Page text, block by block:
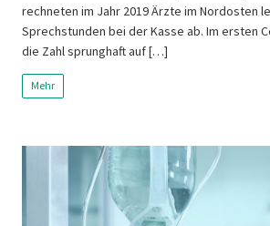
rechneten im Jahr 2019 Ärzte im Nordosten
Sprechstunden bei der Kasse ab. Im ersten
die Zahl sprunghaft auf […]
Mehr